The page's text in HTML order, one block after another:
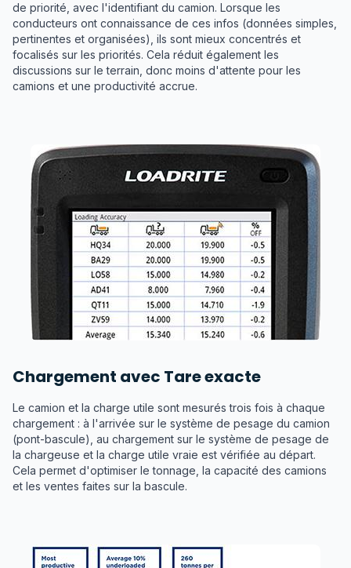
de priorité, avec l'identifiant du camion. Lorsque les
conducteurs ont connaissance de ces infos (données simples,
pertinentes et organisées), ils sont mieux concentrés et
focalisés sur les priorités. Cela réduit également les
discussions sur le terrain, donc moins d'attente pour les
camions et une productivité accrue.
Chargement avec Tare exacte
Le camion et la charge utile sont mesurés trois fois à chaque
chargement : à l'arrivée sur le système de pesage du camion
(pont-bascule), au chargement sur le système de pesage de
la chargeuse et la charge utile vraie est vérifiée au départ.
Cela permet d'optimiser le tonnage, la capacité des camions
et les ventes faites sur la bascule.